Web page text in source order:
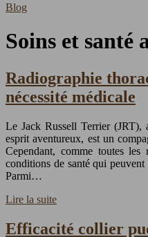
Blog
Soins et santé
Radiographie
nécessité médicale
Le Jack Russell Terrier (JRT),
esprit aventureux, est un
Cependant, comme toutes les
conditions de santé qui
Parmi…
Lire la suite
Efficacité collier